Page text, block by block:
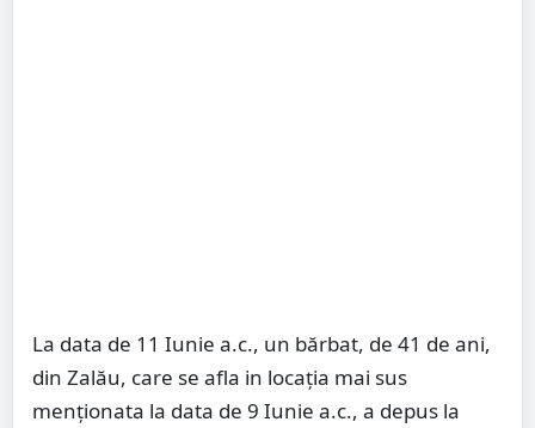
La data de 11 Iunie a.c., un bărbat, de 41 de ani,
din Zalău, care se afla in locația mai sus
menționata la data de 9 Iunie a.c., a depus la